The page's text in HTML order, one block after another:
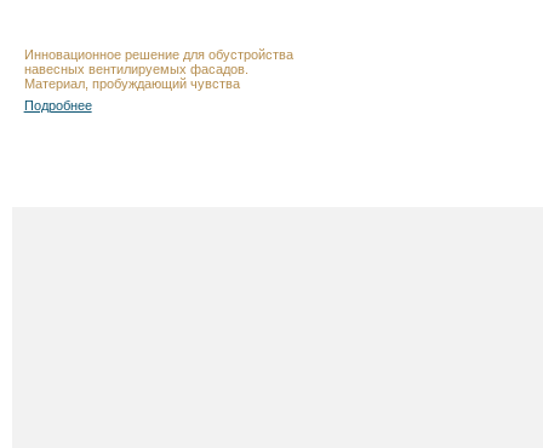
Инновационное решение для обустройства
навесных вентилируемых фасадов.
Материал, пробуждающий чувства
Подробнее